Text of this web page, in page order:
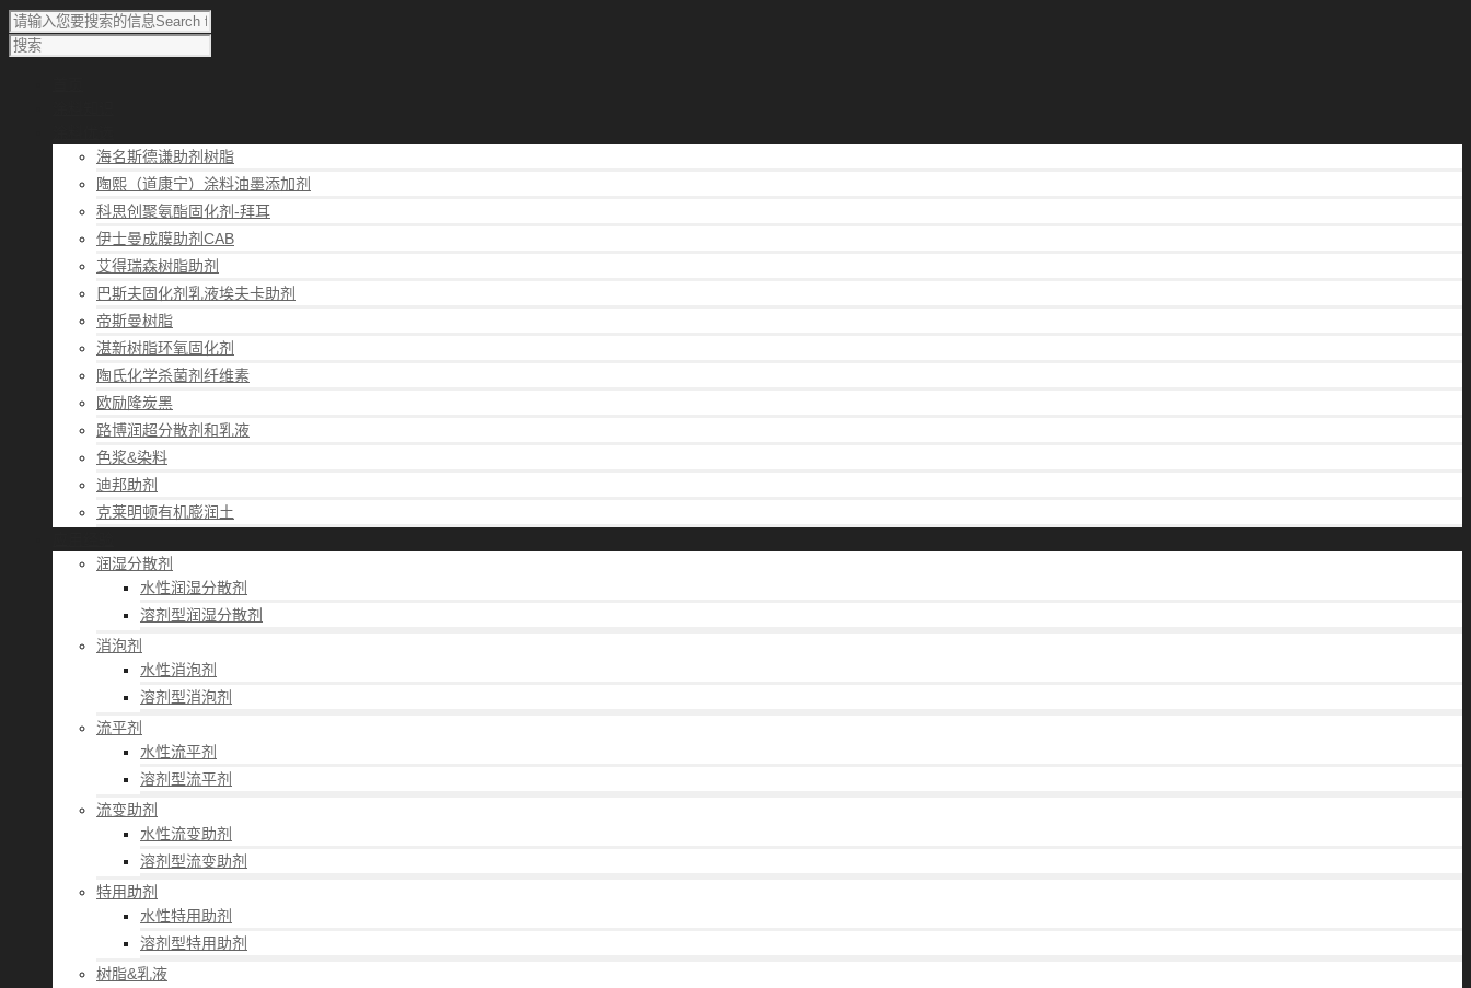
海名斯德谦助剂树脂
陶熙（道康宁）涂料油墨添加剂
科思创聚氨酯固化剂-拜耳
伊士曼成膜助剂CAB
艾得瑞森树脂助剂
巴斯夫固化剂乳液埃夫卡助剂
帝斯曼树脂
湛新树脂环氧固化剂
陶氏化学杀菌剂纤维素
欧励隆炭黑
路博润超分散剂和乳液
色浆&染料
迪邦助剂
克莱明顿有机膨润土
润湿分散剂
水性润湿分散剂
溶剂型润湿分散剂
消泡剂
水性消泡剂
溶剂型消泡剂
流平剂
水性流平剂
溶剂型流平剂
流变助剂
水性流变助剂
溶剂型流变助剂
特用助剂
水性特用助剂
溶剂型特用助剂
树脂&乳液